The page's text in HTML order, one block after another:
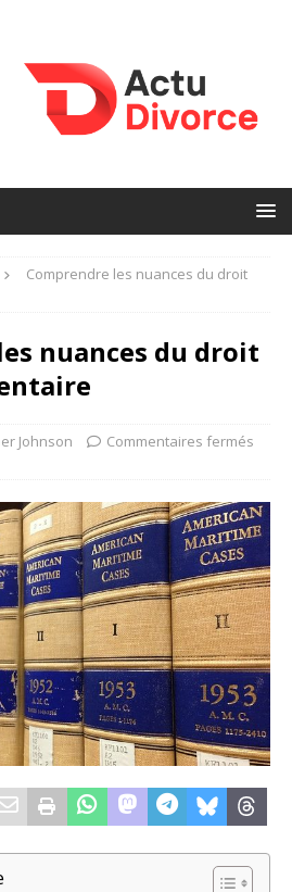
Comprendre les nuances du droit
nuances du droit
Johnson Commentaires fermés